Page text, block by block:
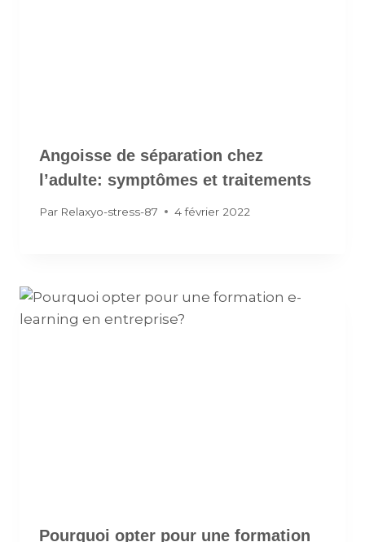
Angoisse de séparation chez
l’adulte: symptômes et traitements
Par Relaxyo-stress-87 4 février 2022
Pourquoi opter pour une formation